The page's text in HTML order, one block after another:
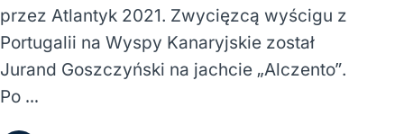
przez Atlantyk 2021. Zwycięzcą wyścigu z
Portugalii na Wyspy Kanaryjskie został
Jurand Goszczyński na jachcie „Alczento”.
Po …